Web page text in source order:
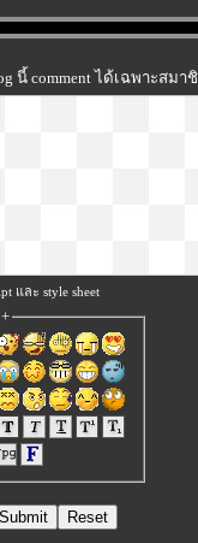
นี้ comment ได้เฉพาะสมา
และ style sheet